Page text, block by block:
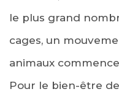
le plus grand
cages, un
animaux
Pour le bien-être